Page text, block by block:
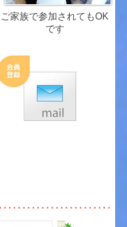
ご家族で参加されてもOK
です